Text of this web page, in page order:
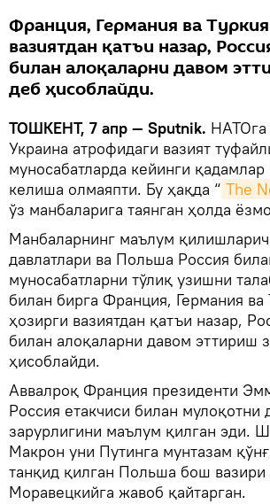
Франция, Германия ва Туркия
вазиятдан қатъи назар,
билан алоқаларни давом
деб ҳисоблайди.
ТОШКЕНТ, 7 апр — Sputnik. НАТОга
Украина атрофидаги вазият
муносабатларда кейинги қадамлар
келиша олмаяпти. Бу ҳақда “ The
ўз манбаларига таянган ҳолда
Манбаларнинг маълум
давлатлари ва Польша Россия
муносабатларни тўлиқ узишни
билан бирга Франция, Германия ва
ҳозирги вазиятдан қатъи назар,
билан алоқаларни давом эттириш
ҳисоблайди.
Аввалроқ Франция президенти
Россия етакчиси билан мулоқотни
зарурлигини маълум қилган эди.
Макрон уни Путинга мунтазам
танқид қилган Польша бош
Моравецкийга жавоб қайтарган.